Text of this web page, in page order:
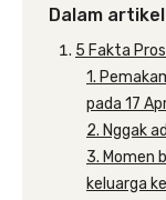
Dalam
5 Fakta
1.
pada 17
2. Nggak
3. Momen
keluarga